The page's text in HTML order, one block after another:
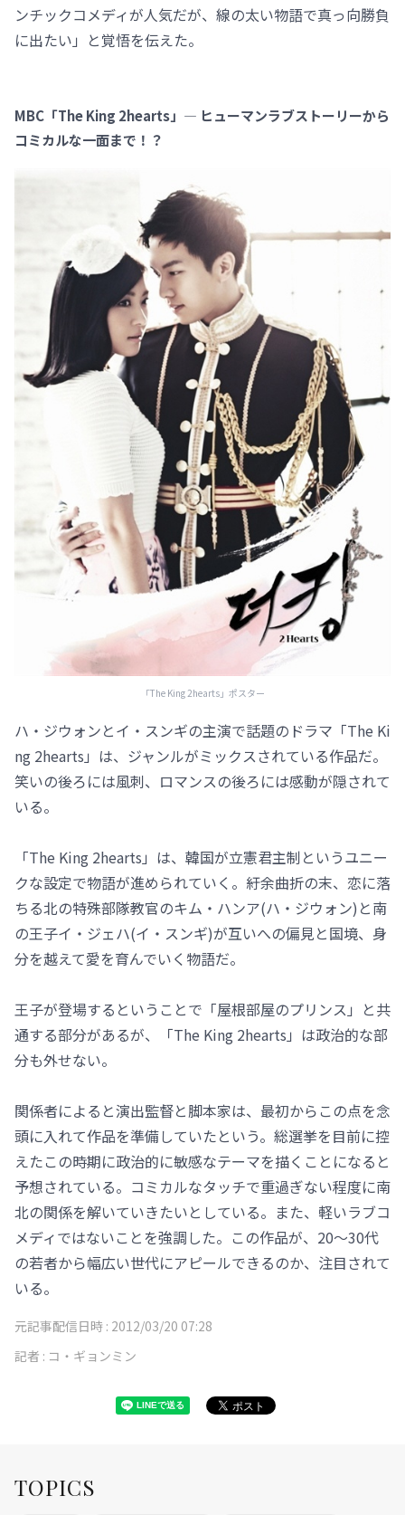
ンチックコメディが人気だが、線の太い物語で真っ向勝負
に出たい」と覚悟を伝えた。
MBC「The King 2hearts」— ヒューマンラブストーリーから
コミカルな一面まで！？
「The King 2hearts」ポスター
ハ・ジウォンとイ・スンギの主演で話題のドラマ「The Ki
ng 2hearts」は、ジャンルがミックスされている作品だ。
笑いの後ろには風刺、ロマンスの後ろには感動が隠されて
いる。
「The King 2hearts」は、韓国が立憲君主制というユニー
クな設定で物語が進められていく。紆余曲折の末、恋に落
ちる北の特殊部隊教官のキム・ハンア(ハ・ジウォン)と南
の王子イ・ジェハ(イ・スンギ)が互いへの偏見と国境、身
分を越えて愛を育んでいく物語だ。
王子が登場するということで「屋根部屋のプリンス」と共
通する部分があるが、「The King 2hearts」は政治的な部
分も外せない。
関係者によると演出監督と脚本家は、最初からこの点を念
頭に入れて作品を準備していたという。総選挙を目前に控
えたこの時期に政治的に敏感なテーマを描くことになると
予想されている。コミカルなタッチで重過ぎない程度に南
北の関係を解いていきたいとしている。また、軽いラブコ
メディではないことを強調した。この作品が、20～30代
の若者から幅広い世代にアピールできるのか、注目されて
いる。
元記事配信日時 : 2012/03/20 07:28
記者 : コ・ギョンミン
TOPICS